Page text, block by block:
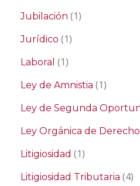
Jubilación (1)
Jurídico (1)
Laboral (1)
Ley de Amnistia (1)
Ley de Segunda
Ley Orgánica de
Litigiosidad (1)
Litigiosidad Tributaria (4)